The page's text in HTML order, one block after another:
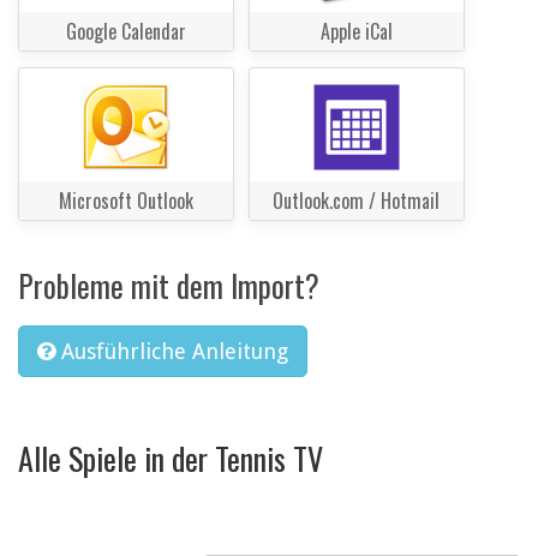
Google Calendar Apple iCal
Microsoft Outlook Outlook.com / Hotmail
Probleme mit dem Import?
Ausführliche Anleitung
Alle Spiele in der Tennis TV